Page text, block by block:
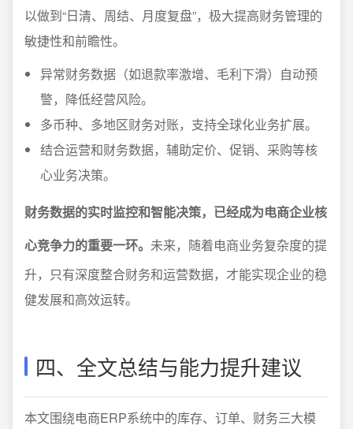
以做到“日清、周结、月度复盘”，极大提高财务管理的
敏捷性和前瞻性。
异常财务数据（如退款率激增、毛利下滑）自动预
警，降低经营风险。
多币种、多地区财务对账，支持全球化业务扩展。
结合运营和财务数据，辅助定价、促销、采购等核
心业务决策。
财务数据的实时监控和智能决策，已经成为电商企业核
心竞争力的重要一环。 未来，随着电商业务复杂度的提
升，只有深度整合财务和运营数据，才能实现企业的稳
健发展和高效运转。
四、全文总结与能力提升建议
本文围绕电商ERP系统中的库存、订单、财务三大模